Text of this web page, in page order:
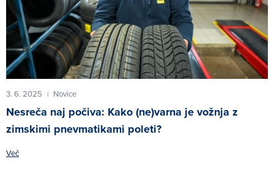
3. 6. 2025 | Novice
Nesreča naj počiva: Kako (ne)varna je vožnja z
zimskimi pnevmatikami poleti?
Več